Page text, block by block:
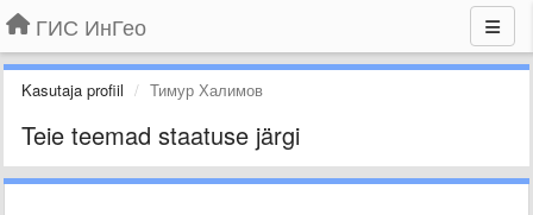
ГИС ИнГео
Kasutaja profiil Тимур Халимов
Teie teemad staatuse järgi